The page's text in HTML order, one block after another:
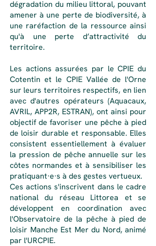
dégradation du milieu littoral, pouvant
amener à une perte de biodiversité, à
une raréfaction de la ressource ainsi
qu'à une perte d’attractivité du
territoire.
Les actions assurées par le CPIE du
Cotentin et le CPIE Vallée de l'Orne
sur leurs territoires respectifs, en lien
avec d'autres opérateurs (Aquacaux,
AVRIL, APP2R, ESTRAN), ont ainsi pour
objectif de favoriser une pêche à pied
de loisir durable et responsable. Elles
consistent essentiellement à évaluer
la pression de pêche annuelle sur les
côtes normandes et à sensibiliser les
pratiquant·e·s à des gestes vertueux.
Ces actions s'inscrivent dans le cadre
national du réseau Littorea et se
développent en coordination avec
l'Observatoire de la pêche à pied de
loisir Manche Est Mer du Nord, animé
par l'URCPIE.